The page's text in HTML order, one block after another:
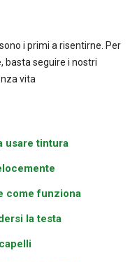
i primi a risentirne. Per
basta seguire i nostri
vita
usare tintura
come funziona
la testa